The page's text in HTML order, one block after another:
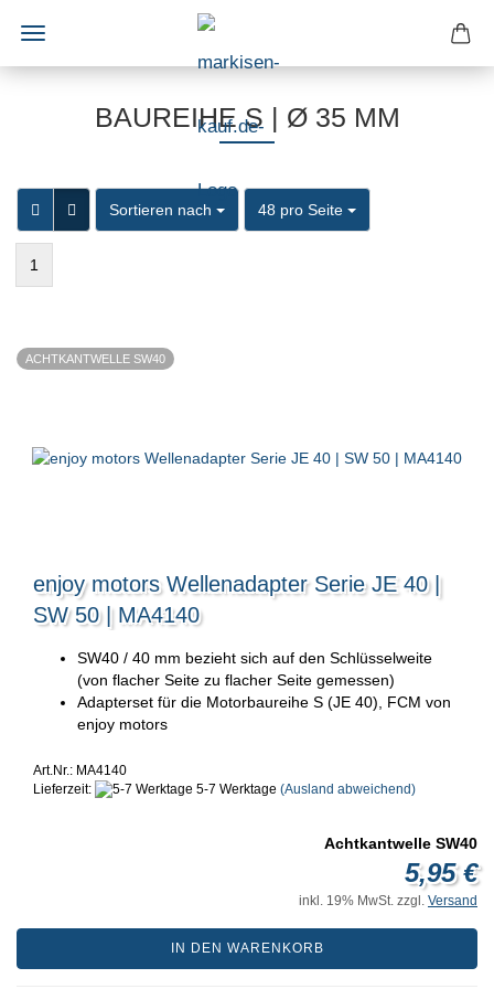
BAUREIHE S | Ø 35 MM
Sortieren nach
Sortieren nach 48 pro Seite
pro Seite
1
ACHTKANTWELLE SW40
enjoy motors Wellenadapter Serie JE 40 |
SW 50 | MA4140
SW40 / 40 mm bezieht sich auf den Schlüsselweite
(von flacher Seite zu flacher Seite gemessen)
Adapterset für die Motorbaureihe S (JE 40), FCM von
enjoy motors
Art.Nr.: MA4140
Lieferzeit:
5-7 Werktage (Ausland abweichend)
Achtkantwelle SW40
5,95 €
inkl. 19% MwSt. zzgl. Versand
IN DEN WARENKORB